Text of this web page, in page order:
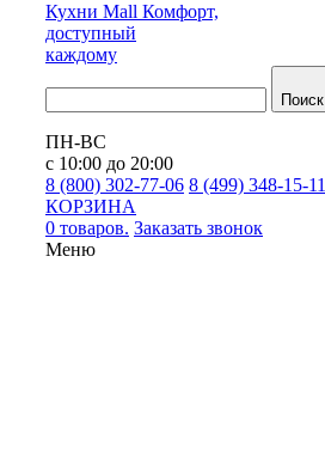
Кухни Mall Комфорт,
доступный
каждому
Поиск
ПН-ВС
с 10:00 до 20:00
8 (800) 302-77-06 8 (499) 348-15-11
КОРЗИНА
0 товаров. Заказать звонок
Меню